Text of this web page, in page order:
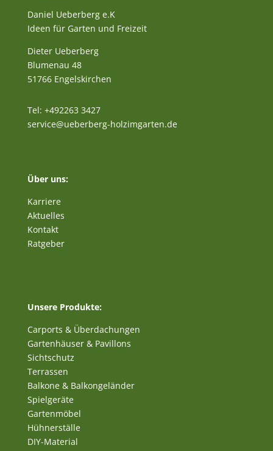
Daniel Ueberberg e.K
Ideen für Garten und Freizeit
Dieter Ueberberg
Blumenau 48
51766 Engelskirchen
Tel: +492263 3427
service@ueberberg-holzimgarten.de
Über uns:
Karriere
Aktuelles
Kontakt
Ratgeber
Unsere Produkte:
Carports & Überdachungen
Gartenhäuser & Pavillons
Sichtschutz
Terrassen
Balkone & Balkongeländer
Spielgeräte
Gartenmöbel
Hühnerställe
DIY-Material